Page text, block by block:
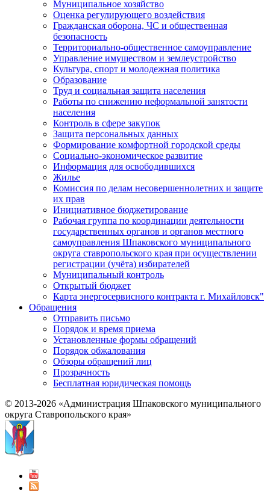
Муниципальное хозяйство
Оценка регулирующего воздействия
Гражданская оборона, ЧС и общественная
безопасность
Территориально-общественное самоуправление
Управление имуществом и землеустройство
Культура, спорт и молодежная политика
Образование
Труд и социальная защита населения
Работы по снижению неформальной занятости
населения
Контроль в сфере закупок
Защита персональных данных
Формирование комфортной городской среды
Социально-экономическое развитие
Информация для освободившихся
Жилье
Комиссия по делам несовершеннолетних и защите
их прав
Инициативное бюджетирование
Рабочая группа по координации деятельности
государственных органов и органов местного
самоуправления Шпаковского муниципального
округа ставропольского края при осуществлении
регистрации (учёта) избирателей
Муниципальный контроль
Открытый бюджет
Карта энергосервисного контракта г. Михайловск"
Обращения
Отправить письмо
Порядок и время приема
Установленные формы обращений
Порядок обжалования
Обзоры обращений лиц
Прозрачность
Бесплатная юридическая помощь
© 2013-2026 «Администрация Шпаковского муниципального
округа Ставропольского края»